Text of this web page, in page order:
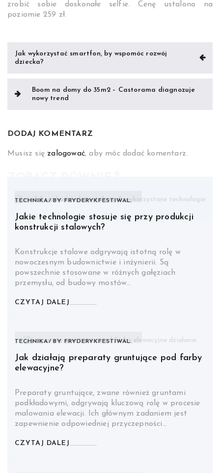
zrobić sobie doskonałe selfie. Cenę ustalono na
poziomie 259 zł.
Nawigacja
wpisu
Jak wykorzystać smartfon, by wspomóc rozwój
dziecka?
Boom na domy do 35m2 – Castorama diagnozuje
nowy trend
DODAJ KOMENTARZ
Musisz się zalogować, aby móc dodać komentarz.
TECHNIKA BYFRYDERYKFESTIWAL.
Jakie technologie stosuje się przy produkcji
konstrukcji stalowych?
Konstrukcje stalowe odgrywają istotną rolę w
nowoczesnym budownictwie i inżynierii. Są
powszechnie stosowane w różnych gałęziach
przemysłu, od budowy mostów…
CZYTAJ DALEJ
TECHNIKA BY FRYDERYKFESTIWAL.
Jak działają preparaty gruntujące pod farby
elewacyjne?
Preparaty gruntujące, zwane również gruntami
podkładowymi, odgrywają kluczową rolę w procesie
malowania elewacji. Ich głównym zadaniem jest
zapewnienie odpowiedniej przyczepności…
CZYTAJ DALEJ